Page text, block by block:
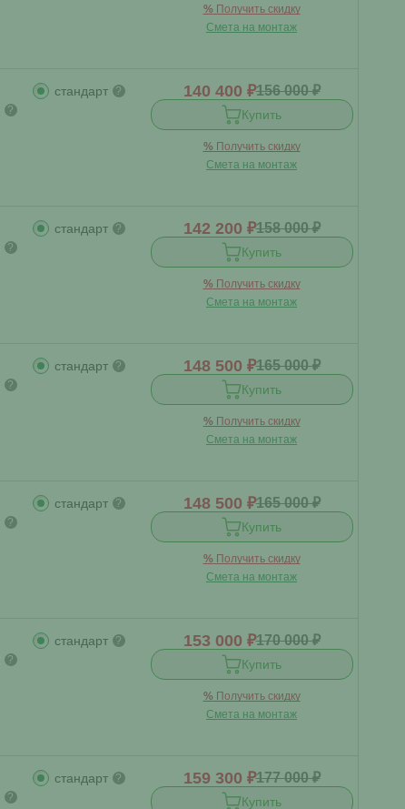
% Получить скидку
Смета на монтаж
?
стандарт ? 140 400 ₽156 000 ₽
Купить
% Получить скидку
Смета на монтаж
?
стандарт ? 142 200 ₽158 000 ₽
Купить
% Получить скидку
Смета на монтаж
?
стандарт ? 148 500 ₽165 000 ₽
Купить
% Получить скидку
Смета на монтаж
?
стандарт ? 148 500 ₽165 000 ₽
Купить
% Получить скидку
Смета на монтаж
?
стандарт ? 153 000 ₽170 000 ₽
Купить
% Получить скидку
Смета на монтаж
?
стандарт ? 159 300 ₽177 000 ₽
Купить